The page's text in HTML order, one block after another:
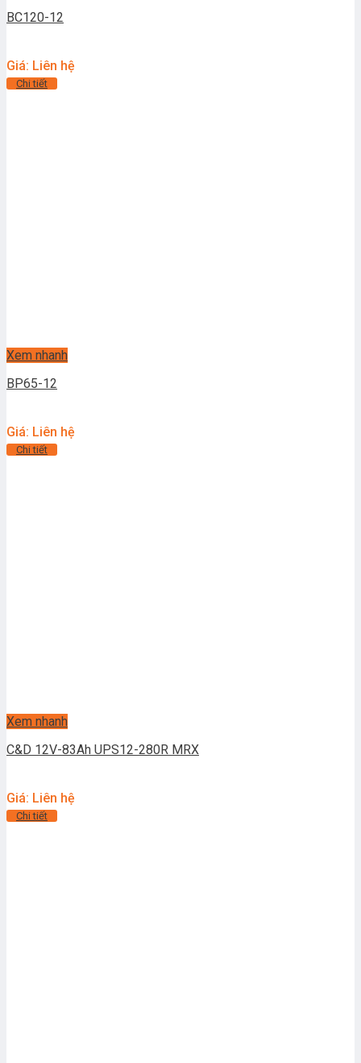
BC120-12
Giá: Liên hệ
Chi tiết
Xem nhanh
BP65-12
Giá: Liên hệ
Chi tiết
Xem nhanh
C&D 12V-83Ah UPS12-280R MRX
Giá: Liên hệ
Chi tiết